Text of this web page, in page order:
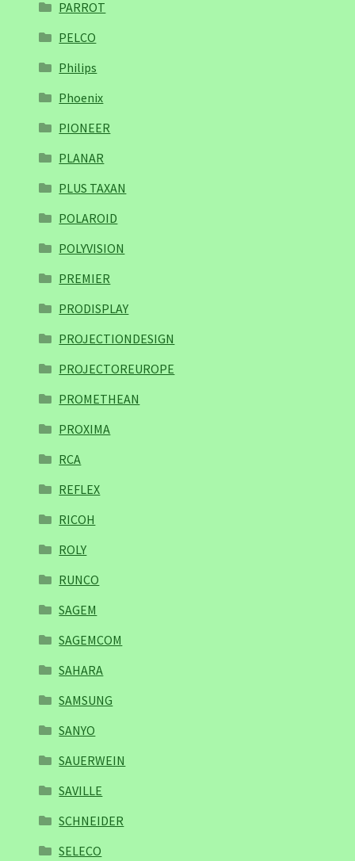
PARROT
PELCO
Philips
Phoenix
PIONEER
PLANAR
PLUS TAXAN
POLAROID
POLYVISION
PREMIER
PRODISPLAY
PROJECTIONDESIGN
PROJECTOREUROPE
PROMETHEAN
PROXIMA
RCA
REFLEX
RICOH
ROLY
RUNCO
SAGEM
SAGEMCOM
SAHARA
SAMSUNG
SANYO
SAUERWEIN
SAVILLE
SCHNEIDER
SELECO